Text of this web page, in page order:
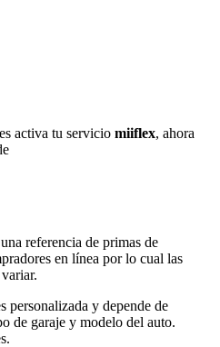
activa tu servicio miiflex, ahora
referencia de primas de
en línea por lo cual las
personalizada y depende de
de garaje y modelo del auto.